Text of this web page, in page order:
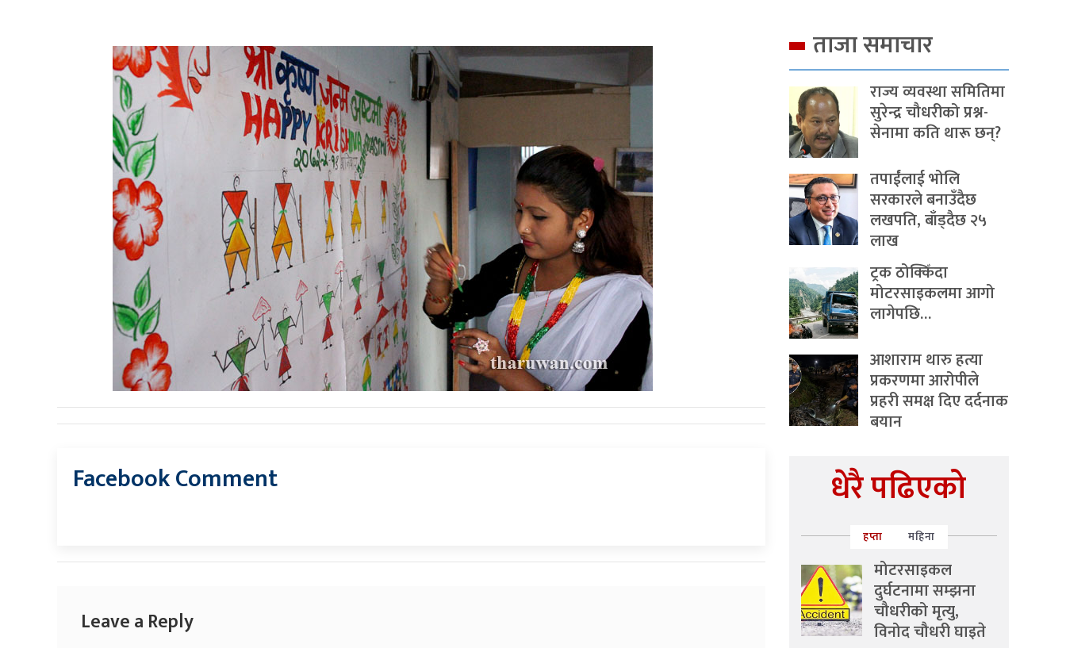
Facebook Comment
Leave a Reply
ताजा समाचार
राज्य व्यवस्था समितिमा
सुरेन्द्र चौधरीको प्रश्न-
सेनामा कति थारू छन्?
तपाईंलाई भोलि
सरकारले बनाउँदैछ
लखपति, बाँड्दैछ २५
लाख
ट्रक ठोक्किँदा
मोटरसाइकलमा आगो
लागेपछि…
आशाराम थारु हत्या
प्रकरणमा आरोपीले
प्रहरी समक्ष दिए दर्दनाक
बयान
धेरै पढिएको
हप्ता महिना
मोटरसाइकल
दुर्घटनामा सम्झना
चौधरीको मृत्यु,
विनोद चौधरी घाइते